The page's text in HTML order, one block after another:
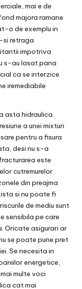
mai e de
majora ramane
o de exemplu in
si retraga
impotriva
s-au lasat pana
ca se interzice
iremediabile
asta hidraulica.
a unei mixturi
pentru a fisura
desi nu s-a
este
cutremurelor
din preajma
si nu poate fi
de mediu sunt
sensibila pe care
Oricate asigurari ar
se poate pune pret
Se necesita in
energetice,
multe voci
cat mai